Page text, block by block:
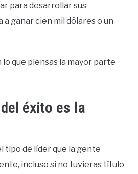
para desarrollar sus
a ganar cien mil dólares o un
que piensas la mayor parte
éxito es la
tipo de líder que la gente
incluso si no tuvieras título